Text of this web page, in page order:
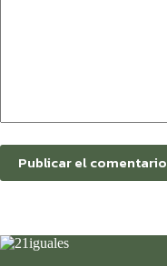
Publicar el comentario